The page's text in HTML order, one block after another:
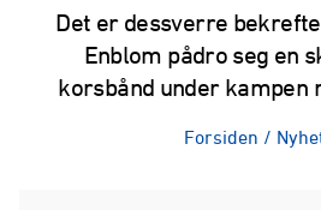
Det er dessverre
Enblom pådro seg en
korsbånd under kampen
Forsiden /